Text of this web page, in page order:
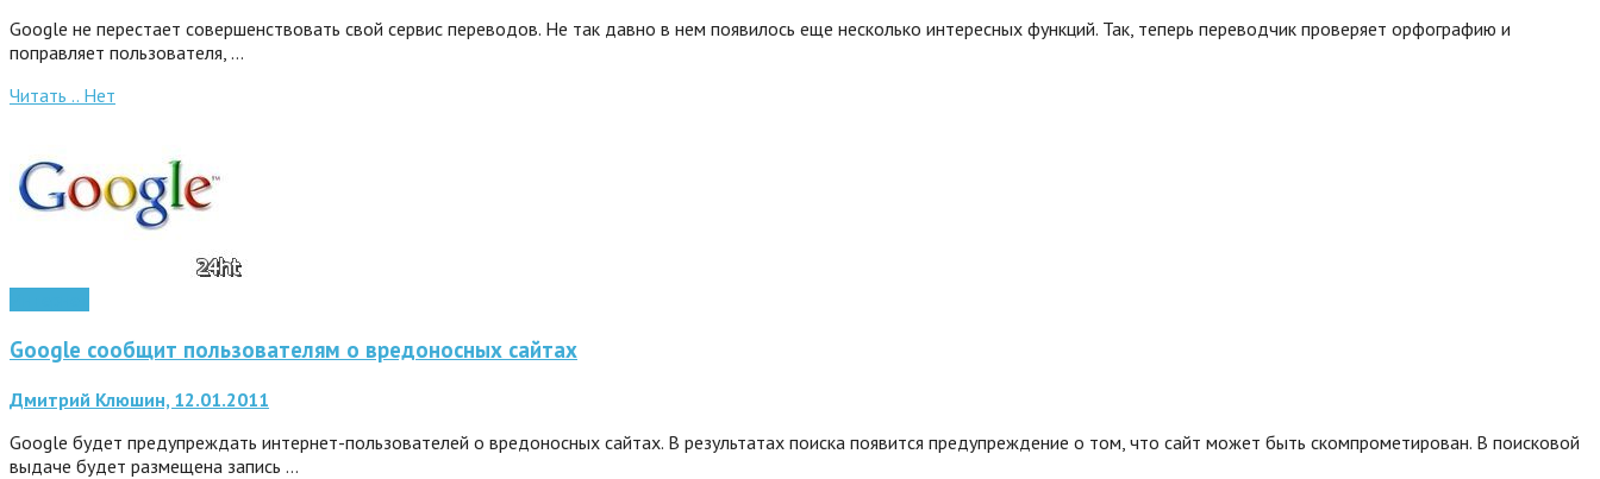
Google не перестает совершенствовать свой сервис переводов. Не так давно в нем появилось еще несколько интересных функций. Так, теперь переводчик проверяет орфографию и
поправляет пользователя, …
Читать .. Нет
Google сообщит пользователям о вредоносных сайтах
Дмитрий Клюшин, 12.01.2011
Google будет предупреждать интернет-пользователей о вредоносных сайтах. В результатах поиска появится предупреждение о том, что сайт может быть скомпрометирован. В поисковой
выдаче будет размещена запись …